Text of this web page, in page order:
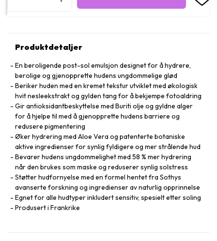
Produktdetaljer
En beroligende post-sol emulsjon designet for å hydrere,
berolige og gjenopprette hudens ungdommelige glød
Beriker huden med en kremet tekstur utviklet med økologisk
hvit nesleekstrakt og gylden tang for å bekjempe fotoaldring
Gir antioksidantbeskyttelse med Buriti olje og gyldne alger
for å hjelpe til med å gjenopprette hudens barriere og
redusere pigmentering
Øker hydrering med Aloe Vera og patenterte botaniske
aktive ingredienser for synlig fyldigere og mer strålende hud
Bevarer hudens ungdommelighet med 58 % mer hydrering
når den brukes som maske og reduserer synlig solstress
Støtter hudfornyelse med en formel hentet fra Sothys
avanserte forskning og ingredienser av naturlig opprinnelse
Egnet for alle hudtyper inkludert sensitiv, spesielt etter soling
Produsert i Frankrike